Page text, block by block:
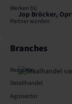
Jop Bröcker,
Werken bij
Partner worden
Branches
Recreatie
Detailhandel
Agrosector